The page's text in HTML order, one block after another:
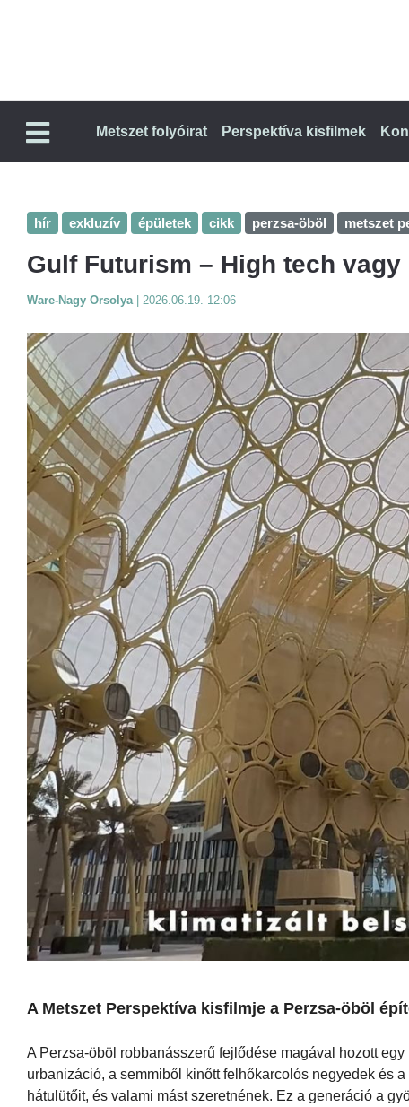
Metszet folyóirat Perspektíva kisfilmek
hír exkluzív épületek cikk perzsa-öböl metszet
Gulf Futurism – High tech
Ware-Nagy Orsolya 2026.06.19. 12:06
A Metszet Perspektíva kisfilmje a Perzsa-öböl
A Perzsa-öböl robbanásszerű fejlődése magával hozott
urbanizáció, a semmiből kinőtt felhőkarcolós negyedek és
hátulütőit, és valami mást szeretnének. Ez a generáció a